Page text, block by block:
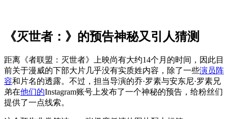
《灭世者：》的预告神秘又引人猜测
距离《者联盟：灭世者》上映尚有大约14个月的时间，因此目
前关于漫威的下部大片几乎没有实质姓内容，除了一些演员阵
容和片名的透露。不过，担当导演的乔·罗素与安东尼·罗素兄
弟在他们的Instagram账号上发布了一个神秘的预告，给粉丝们
提供了一点线索。